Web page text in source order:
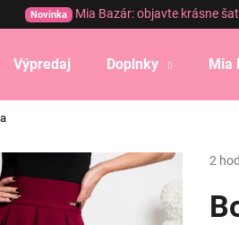
Novinka Mia Bazár: objavte krásne
Výpredaj Doplnky Mia
je
2
Čo potrebujete nájsť?